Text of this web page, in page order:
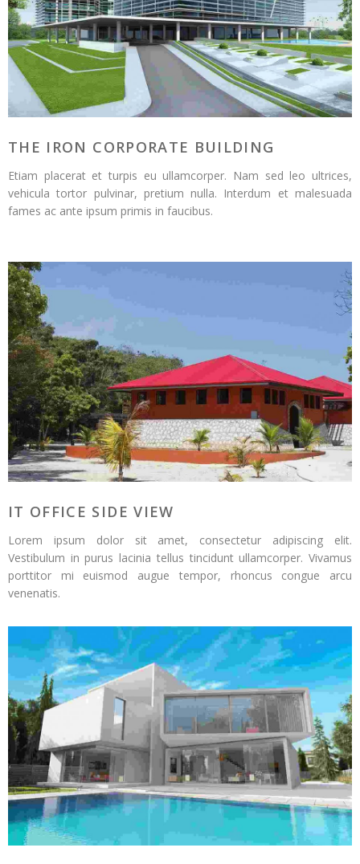
THE IRON CORPORATE BUILDING
Etiam placerat et turpis eu ullamcorper. Nam sed leo ultrices,
vehicula tortor pulvinar, pretium nulla. Interdum et malesuada
fames ac ante ipsum primis in faucibus.
IT OFFICE SIDE VIEW
Lorem ipsum dolor sit amet, consectetur adipiscing elit.
Vestibulum in purus lacinia tellus tincidunt ullamcorper. Vivamus
porttitor mi euismod augue tempor, rhoncus congue arcu
venenatis.